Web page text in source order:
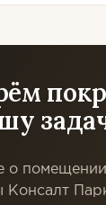
о
Консалт